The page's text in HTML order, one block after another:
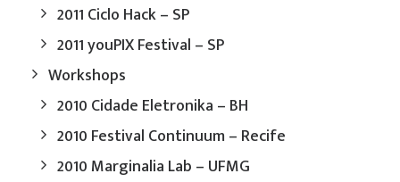
2011 Ciclo Hack – SP
2011 youPIX Festival – SP
Workshops
2010 Cidade Eletronika – BH
2010 Festival Continuum – Recife
2010 Marginalia Lab – UFMG